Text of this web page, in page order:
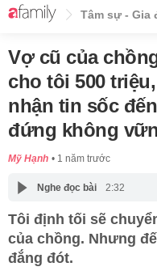
Tâm sự - Gia
Vợ cũ của
cho tôi 500
nhận tin sốc
đứng không
Mỹ Hạnh 1 năm trước
Nghe đọc bài 2:32
Tôi định tối sẽ
của chồng. Nhưng
đắng đót.